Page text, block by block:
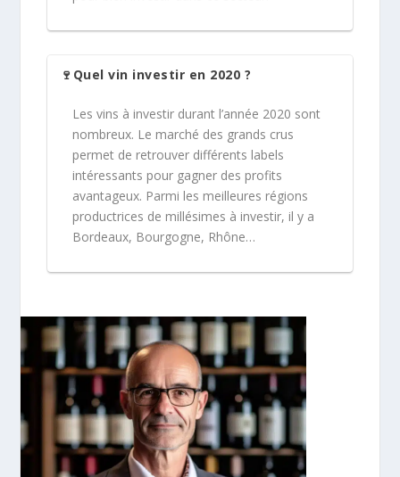
🍷Quel vin investir en 2020 ?
Les vins à investir durant l’année 2020 sont
nombreux. Le marché des grands crus
permet de retrouver différents labels
intéressants pour gagner des profits
avantageux. Parmi les meilleures régions
productrices de millésimes à investir, il y a
Bordeaux, Bourgogne, Rhône…